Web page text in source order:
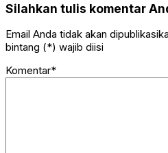
Silahkan tulis komentar
Email Anda tidak akan
bintang (*) wajib diisi
Komentar*